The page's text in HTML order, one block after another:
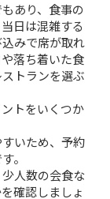
あり、食事の
日は混雑する
みで席が取れ
落ち着いた食
トランを選ぶ
トをいくつか
いため、予約
。
人数の会食な
確認しましょ